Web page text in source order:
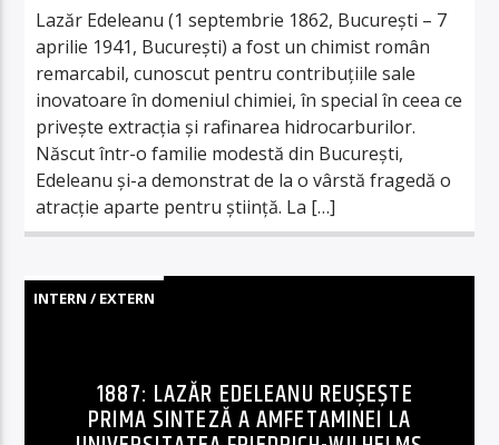
Lazăr Edeleanu (1 septembrie 1862, București – 7
aprilie 1941, București) a fost un chimist român
remarcabil, cunoscut pentru contribuțiile sale
inovatoare în domeniul chimiei, în special în ceea ce
privește extracția și rafinarea hidrocarburilor.
Născut într-o familie modestă din București,
Edeleanu și-a demonstrat de la o vârstă fragedă o
atracție aparte pentru știință. La […]
INTERN / EXTERN
1887: LAZĂR EDELEANU REUȘEȘTE
PRIMA SINTEZĂ A AMFETAMINEI LA